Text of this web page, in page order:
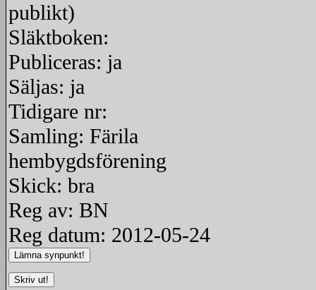
publikt)
Släktboken:
Publiceras: ja
Säljas: ja
Tidigare nr:
Samling: Färila
hembygdsförening
Skick: bra
Reg av: BN
Reg datum: 2012-05-24